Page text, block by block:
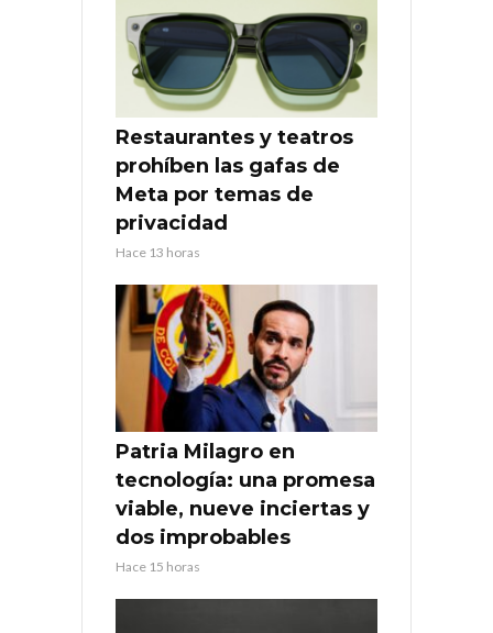
Restaurantes y teatros
prohíben las gafas de
Meta por temas de
privacidad
Hace 13 horas
Patria Milagro en
tecnología: una promesa
viable, nueve inciertas y
dos improbables
Hace 15 horas